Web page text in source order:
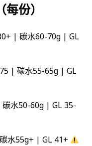
份）
| 碳水60-70g | GL
| 碳水55-65g | GL
水50-60g | GL 35-
水55g+ | GL 41+